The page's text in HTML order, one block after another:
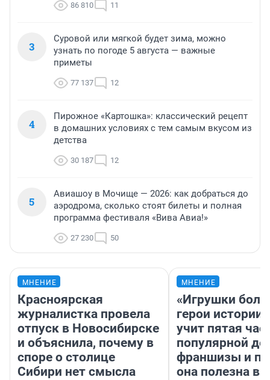
86 810 11
3
Суровой или мягкой будет зима, можно
узнать по погоде 5 августа — важные
приметы
77 137 12
4
Пирожное «Картошка»: классический рецепт
в домашних условиях с тем самым вкусом из
детства
30 187 12
5
Авиашоу в Мочище — 2026: как добраться до
аэродрома, сколько стоят билеты и полная
программа фестиваля «Вива Авиа!»
27 230 50
МНЕНИЕ
Красноярская
журналистка провела
отпуск в Новосибирске
и объяснила, почему в
споре о столице
Сибири нет смысла
МНЕНИЕ
«Игрушки
герои
учит пятая
популярной
франшизы и
она полезна